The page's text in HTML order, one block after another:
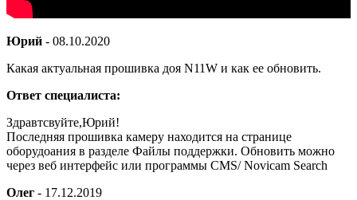
Юрий - 08.10.2020
Какая актуальная прошивка доя N11W и как ее обновить.
Ответ специалиста:
Здравтсвуйте,Юрий!
Последняя прошивка камеру находится на странице
оборудоания в разделе Файлы поддержки. Обновить можно
через веб интерфейс или программы CMS/ Novicam Search
Олег - 17.12.2019